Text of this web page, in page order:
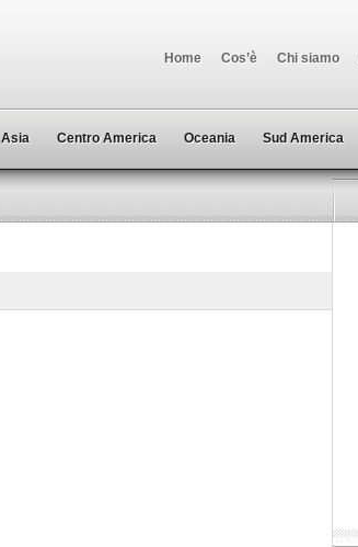
Home Cos’è Chi siamo
Asia Centro America Oceania Sud America